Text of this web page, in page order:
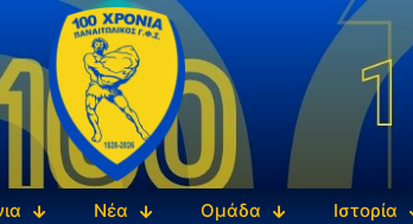
Νέα Ομάδα Ιστορία